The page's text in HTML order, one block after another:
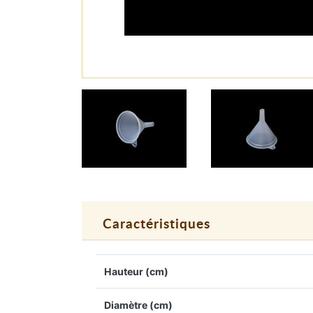
Caractéristiques
Hauteur (cm)
Diamètre (cm)